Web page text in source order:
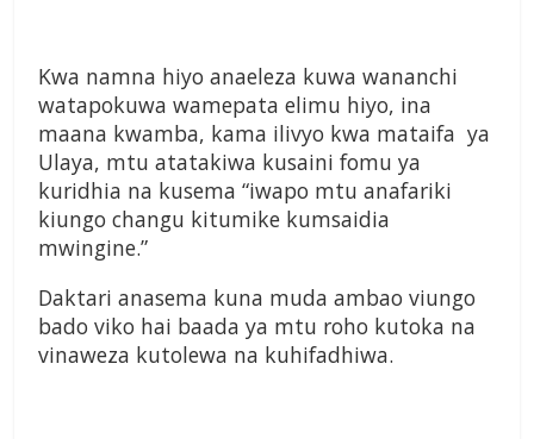
Kwa namna hiyo anaeleza kuwa wananchi
watapokuwa wamepata elimu hiyo, ina
maana kwamba, kama ilivyo kwa mataifa ya
Ulaya, mtu atatakiwa kusaini fomu ya
kuridhia na kusema “iwapo mtu anafariki
kiungo changu kitumike kumsaidia
mwingine.”
Daktari anasema kuna muda ambao viungo
bado viko hai baada ya mtu roho kutoka na
vinaweza kutolewa na kuhifadhiwa.